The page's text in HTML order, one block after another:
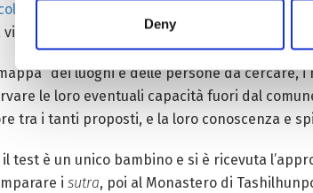
Deny
di Nechung
del prossimo Dalai Lama.
dei luoghi e delle persone da
le loro eventuali capacità fuori dal
tra i tanti proposti, e la loro conoscenza e
il test è un unico bambino e si è ricevuta
i sutra, poi al Monastero di